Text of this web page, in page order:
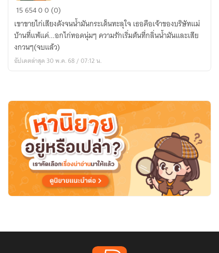
สื่อ
ไก่
ทอด
1565400 (0)
เขาขายไก่เสียงดังจนน้ำมันกระเด็นทะลุใจ เธอคือเจ้าของบริษัทแม่
บ้านที่แพ้แค่...อกไก่ทอดนุ่มๆ ความรักเริ่มต้นที่กลิ่นน้ำมันและเสีย
งกวนๆ(จบแล้ว)
อัปเดตล่าสุด 30 พ.ค. 68 / 07:12 น.